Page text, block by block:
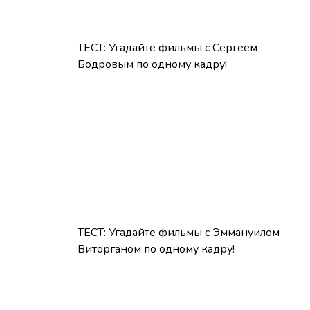
ТЕСТ: Угадайте фильмы с Сергеем
Бодровым по одному кадру!
ТЕСТ: Угадайте фильмы с Эммануилом
Виторганом по одному кадру!